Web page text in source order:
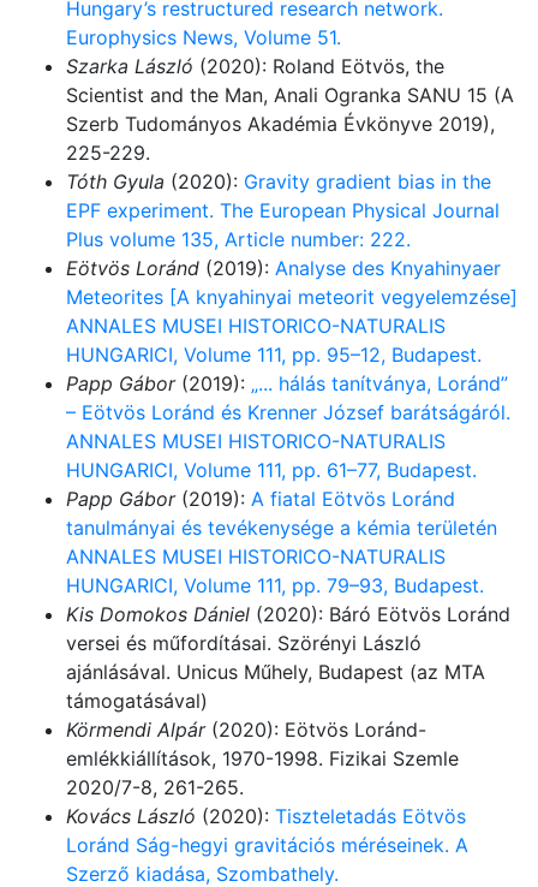
Hungary’s restructured research network.
Europhysics News, Volume 51.
Szarka László (2020): Roland Eötvös, the
Scientist and the Man, Anali Ogranka SANU 15 (A
Szerb Tudományos Akadémia Évkönyve 2019),
225-229.
Tóth Gyula (2020): Gravity gradient bias in the
EPF experiment. The European Physical Journal
Plus volume 135, Article number: 222.
Eötvös Loránd (2019): Analyse des Knyahinyaer
Meteorites [A knyahinyai meteorit vegyelemzése]
ANNALES MUSEI HISTORICO-NATURALIS
HUNGARICI, Volume 111, pp. 95–12, Budapest.
Papp Gábor(2019): „... hálás tanítványa, Loránd”
– Eötvös Loránd és Krenner József barátságáról.
ANNALES MUSEI HISTORICO-NATURALIS
HUNGARICI, Volume 111, pp. 61–77, Budapest.
Papp Gábor(2019): A fiatal Eötvös Loránd
tanulmányai és tevékenysége a kémia területén
ANNALES MUSEI HISTORICO-NATURALIS
HUNGARICI, Volume 111, pp. 79–93, Budapest.
Kis Domokos Dániel (2020): Báró Eötvös Loránd
versei és műfordításai. Szörényi László
ajánlásával. Unicus Műhely, Budapest (az MTA
támogatásával)
Körmendi Alpár(2020): Eötvös Loránd-
emlékkiállítások, 1970-1998. Fizikai Szemle
2020/7-8, 261-265.
Kovács László (2020): Tiszteletadás Eötvös
Loránd Ság-hegyi gravitációs méréseinek. A
Szerző kiadása, Szombathely.